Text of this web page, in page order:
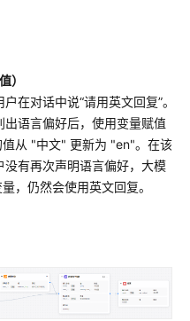
）
在对话中说“请用英文回复”。
语言偏好后，使用变量赋值
从 "中文" 更新为 "en"。在该
有再次声明语言偏好，大模
，仍然会使用英文回复。